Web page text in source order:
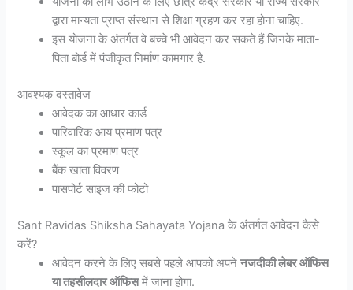
द्वारा मान्यता प्राप्त संस्थान से शिक्षा ग्रहण कर रहा होना चाहिए.
इस योजना के अंतर्गत वे बच्चे भी आवेदन कर सकते हैं जिनके माता-
पिता बोर्ड में पंजीकृत निर्माण कामगार है.
आवश्यक दस्तावेज
आवेदक का आधार कार्ड
पारिवारिक आय प्रमाण पत्र
स्कूल का प्रमाण पत्र
बैंक खाता विवरण
पासपोर्ट साइज की फोटो
Sant Ravidas Shiksha Sahayata Yojana के अंतर्गत आवेदन कैसे
करें?
आवेदन करने के लिए सबसे पहले आपको अपनेनजदीकी लेबर ऑफिस
या तहसीलदार ऑफिसमें जाना होगा.